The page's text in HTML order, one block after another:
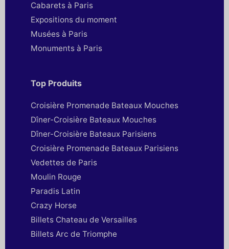
Cabarets à Paris
Expositions du moment
Musées à Paris
Monuments à Paris
Top Produits
Croisière Promenade Bateaux Mouches
Dîner-Croisière Bateaux Mouches
Dîner-Croisière Bateaux Parisiens
Croisière Promenade Bateaux Parisiens
Vedettes de Paris
Moulin Rouge
Paradis Latin
Crazy Horse
Billets Chateau de Versailles
Billets Arc de Triomphe